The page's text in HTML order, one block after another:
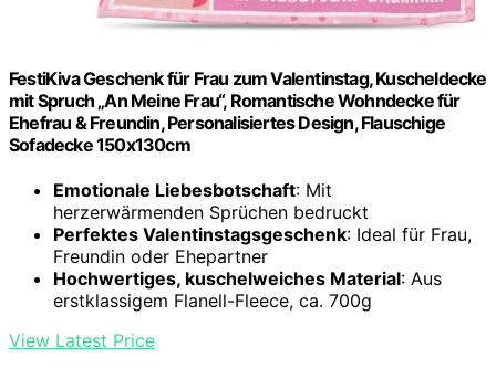
FestiKiva Geschenk für Frau zum Valentinstag, Kuscheldecke
mit Spruch „An Meine Frau“, Romantische Wohndecke für
Ehefrau & Freundin, Personalisiertes Design, Flauschige
Sofadecke 150x130cm
Emotionale Liebesbotschaft: Mit
herzerwärmenden Sprüchen bedruckt
Perfektes Valentinstagsgeschenk: Ideal für Frau,
Freundin oder Ehepartner
Hochwertiges, kuschelweiches Material: Aus
erstklassigem Flanell-Fleece, ca. 700g
View Latest Price